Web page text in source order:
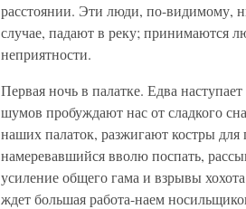
расстоянии. Эти люди, по-видимому,
случае, падают в реку; принимаются
неприятности.
Первая ночь в палатке. Едва
шумов пробуждают нас от сладкого
наших палаток, разжигают костры
намеревавшийся вволю поспать,
усиление общего гама и взрывы
ждет большая работа-наем